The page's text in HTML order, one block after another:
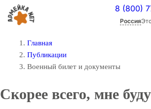
8 (800)
Россия
Главная
Публикации
Военный билет и документы
Скорее всего, мне